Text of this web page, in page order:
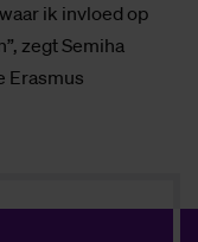
ik invloed op
zegt Semiha
Erasmus